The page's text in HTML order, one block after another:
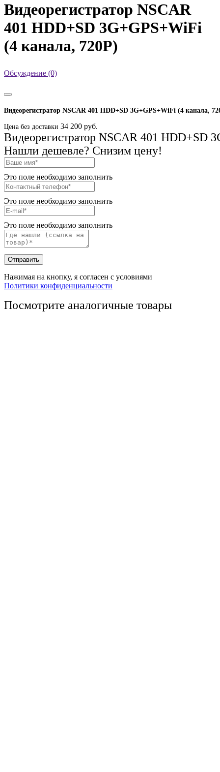
Видеорегистратор NSCAR
401 HDD+SD 3G+GPS+WiFi
(4 канала, 720Р)
Обсуждение (0)
Видеорегистратор NSCAR 401 HDD+SD 3G+GPS+WiFi (4 канала,
Цена без доставки 34 200 руб.
Видеорегистратор NSCAR 401 HDD+SD
Нашли дешевле? Снизим цену!
Это поле необходимо заполнить
Это поле необходимо заполнить
Это поле необходимо заполнить
Отправить
Нажимая на кнопку, я согласен с условиями
Политики конфиденциальности
Посмотрите аналогичные товары